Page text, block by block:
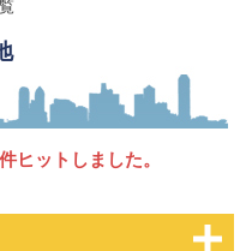
ヒットしました。